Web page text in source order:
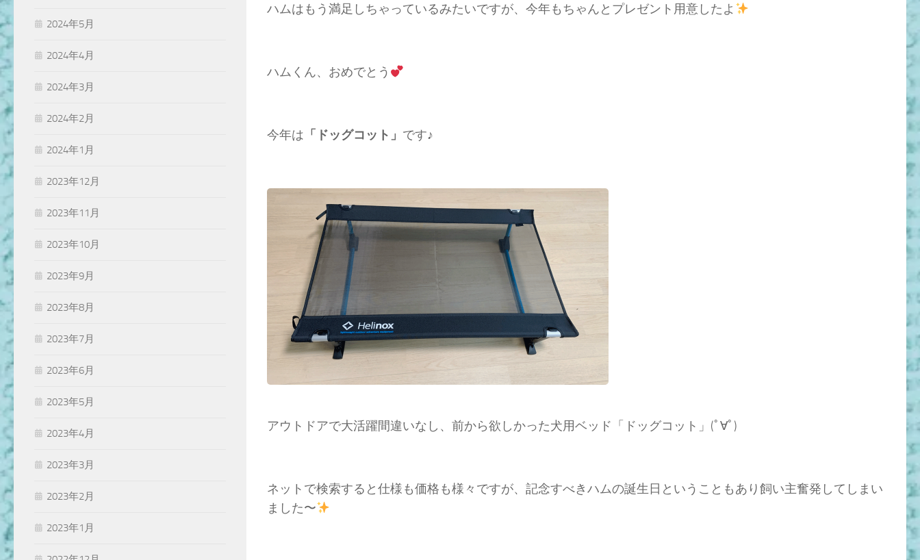
ハムはもう満足しちゃっているみたいですが、今年もちゃんとプレゼント用意したよ
ハムくん、おめでとう
今年は 「ドッグコット」 です♪
アウトドアで大活躍間違いなし、前から欲しかった犬用ベッド「ドッグコット」(ﾟ∀ﾟ)
ネットで検索すると仕様も価格も様々ですが、記念すべきハムの誕生日ということもあり飼い主奮発してしまい
ました〜
2024年5月
2024年4月
2024年3月
2024年2月
2024年1月
2023年12月
2023年11月
2023年10月
2023年9月
2023年8月
2023年7月
2023年6月
2023年5月
2023年4月
2023年3月
2023年2月
2023年1月